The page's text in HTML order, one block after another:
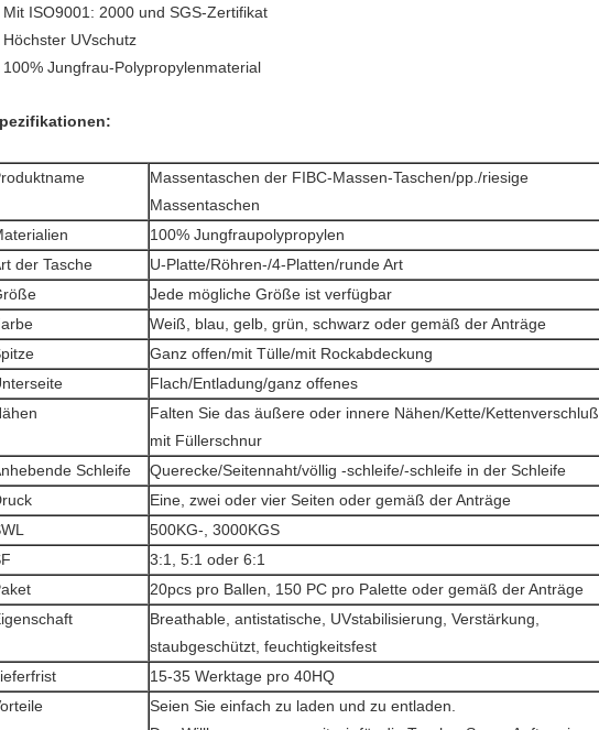
Mit ISO9001: 2000 und SGS-Zertifikat
Höchster UVschutz
100% Jungfrau-Polypropylenmaterial
Massentaschen der FIBC-Massen-Taschen/pp./riesige
Massentaschen
100% Jungfraupolypropylen
der Tasche
U-Platte/Röhren-/4-Platten/runde Art
Jede mögliche Größe ist verfügbar
Weiß, blau, gelb, grün, schwarz oder gemäß der Anträge
Ganz offen/mit Tülle/mit Rockabdeckung
Flach/Entladung/ganz offenes
Falten Sie das äußere oder innere Nähen/Kette/Kettenverschluß
mit Füllerschnur
Schleife
Querecke/Seitennaht/völlig -schleife/-schleife in der Schleife
Eine, zwei oder vier Seiten oder gemäß der Anträge
500KG-, 3000KGS
3:1, 5:1 oder 6:1
20pcs pro Ballen, 150 PC pro Palette oder gemäß der Anträge
Breathable, antistatische, UVstabilisierung, Verstärkung,
staubgeschützt, feuchtigkeitsfest
15-35 Werktage pro 40HQ
Seien Sie einfach zu laden und zu entladen.